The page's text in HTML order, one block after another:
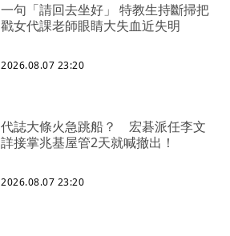
一句「請回去坐好」 特教生持斷掃把
戳女代課老師眼睛大失血近失明
2026.08.07 23:20
代誌大條火急跳船？ 宏碁派任李文
詳接掌兆基屋管2天就喊撤出！
2026.08.07 23:20